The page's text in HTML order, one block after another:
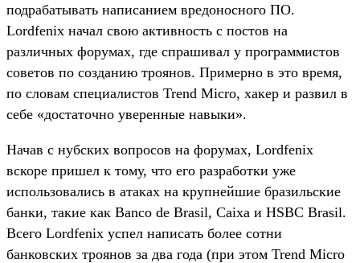
подрабатывать написанием вредоносного ПО.
Lordfenix начал свою активность с постов на
различных форумах, где спрашивал у программистов
советов по созданию троянов. Примерно в это время,
по словам специалистов Trend Micro, хакер и развил в
себе «достаточно уверенные навыки».
Начав с нубских вопросов на форумах, Lordfenix
вскоре пришел к тому, что его разработки уже
использовались в атаках на крупнейшие бразильские
банки, такие как Banco de Brasil, Caixa и HSBC Brasil.
Всего Lordfenix успел написать более сотни
банковских троянов за два года (при этом Trend Micro